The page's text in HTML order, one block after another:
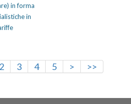
in forma
in
2 3 4 5 > >>